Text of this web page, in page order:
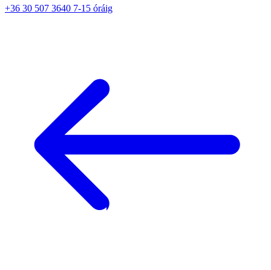
+36 30 507 3640 7-15 óráig